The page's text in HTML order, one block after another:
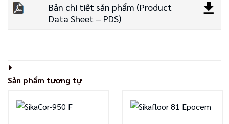
Bản chi tiết sản phẩm (Product
Data Sheet – PDS)
Sản phẩm tương tự